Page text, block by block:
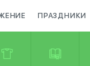
ПРАЗДНИКИ